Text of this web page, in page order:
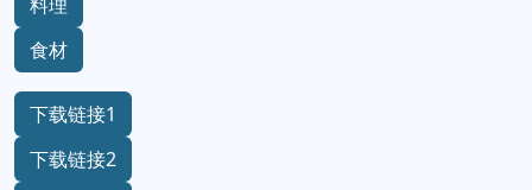
食材
下载链接1
下载链接2